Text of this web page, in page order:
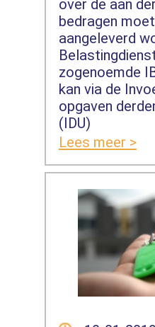
over de aan
bedragen
aangeleverd
zogenoemde
kan via de
opgaven
(IDU)
Lees meer >